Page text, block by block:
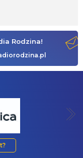
Rodzina!